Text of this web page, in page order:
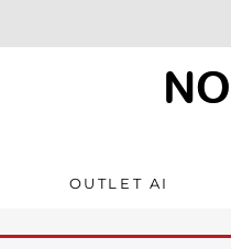
NO
OUTLET AI